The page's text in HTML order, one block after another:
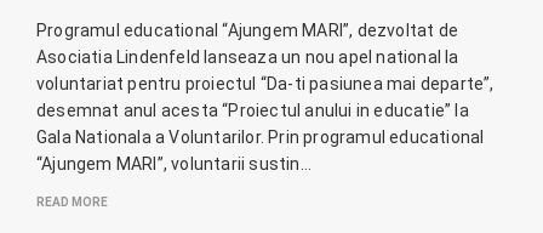
Programul educational “Ajungem MARI”, dezvoltat de
Asociatia Lindenfeld lanseaza un nou apel national la
voluntariat pentru proiectul “Da-ti pasiunea mai departe”,
desemnat anul acesta “Proiectul anului in educatie” la
Gala Nationala a Voluntarilor. Prin programul educational
“Ajungem MARI”, voluntarii sustin…
READ MORE